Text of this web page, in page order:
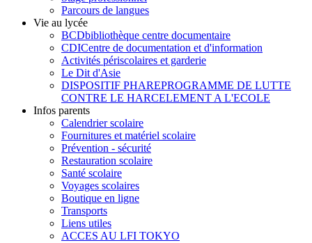
Parcours de langues
Vie au lycée
BCDbibliothèque centre documentaire
CDICentre de documentation et d'information
Activités périscolaires et garderie
Le Dit d'Asie
DISPOSITIF PHAREPROGRAMME DE LUTTE
CONTRE LE HARCELEMENT A L'ECOLE
Infos parents
Calendrier scolaire
Fournitures et matériel scolaire
Prévention - sécurité
Restauration scolaire
Santé scolaire
Voyages scolaires
Boutique en ligne
Transports
Liens utiles
ACCES AU LFI TOKYO